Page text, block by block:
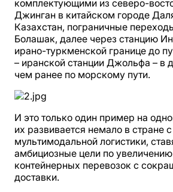
комплектующими из северо-
Джинган в китайском городе
Казахстан, пограничные
Болашак, далее через станцию
ирано-туркменской границе до
– иранской станции Джольфа – в
чем ранее по морскому пути.
И это только один пример на
их развивается немало в стране
мультимодальной логистики,
амбициозные цели по
контейнерных перевозок с
доставки.